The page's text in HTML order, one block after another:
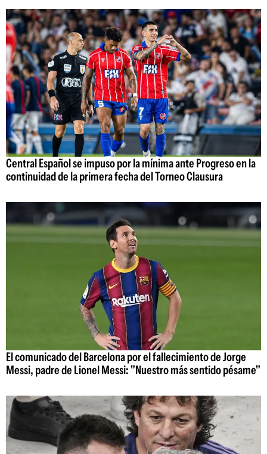
Central Español se impuso por la mínima ante Progreso en la
continuidad de la primera fecha del Torneo Clausura
El comunicado del Barcelona por el fallecimiento de Jorge
Messi, padre de Lionel Messi: "Nuestro más sentido pésame"